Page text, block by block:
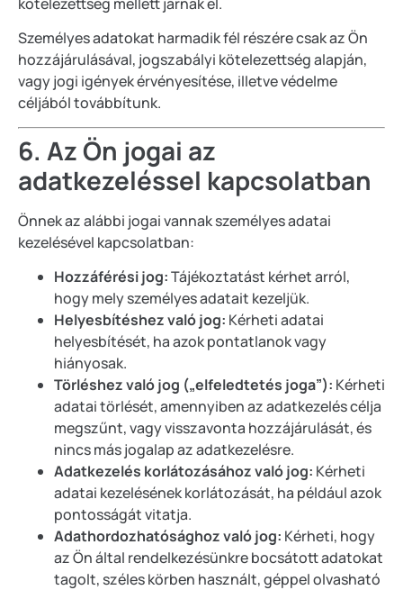
Személyes adatokat harmadik fél részére csak az Ön
hozzájárulásával, jogszabályi kötelezettség alapján,
vagy jogi igények érvényesítése, illetve védelme
céljából továbbítunk.
6. Az Ön jogai az
adatkezeléssel kapcsolatban
Önnek az alábbi jogai vannak személyes adatai
kezelésével kapcsolatban:
Hozzáférési jog:Tájékoztatást kérhet arról,
hogy mely személyes adatait kezeljük.
Helyesbítéshez való jog: Kérheti adatai
helyesbítését, ha azok pontatlanok vagy
hiányosak.
Törléshez való jog („elfeledtetés joga”): Kérheti
adatai törlését, amennyiben az adatkezelés célja
megszűnt, vagy visszavonta hozzájárulását, és
nincs más jogalap az adatkezelésre.
Adatkezelés korlátozásához való jog: Kérheti
adatai kezelésének korlátozását, ha például azok
pontosságát vitatja.
Adathordozhatósághoz való jog: Kérheti, hogy
az Ön által rendelkezésünkre bocsátott adatokat
tagolt, széles körben használt, géppel olvasható